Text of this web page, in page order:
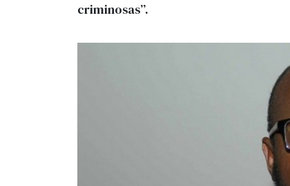
criminosas”.